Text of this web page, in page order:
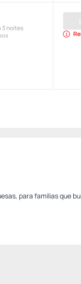
3 noites
para famílias que